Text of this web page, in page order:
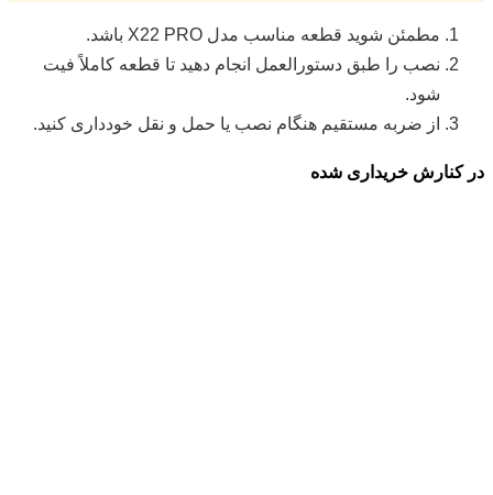
مطمئن شوید قطعه مناسب مدل X22 PRO باشد.
نصب را طبق دستورالعمل انجام دهید تا قطعه کاملاً فیت
شود.
از ضربه مستقیم هنگام نصب یا حمل و نقل خودداری کنید.
در کنارش خریداری شده